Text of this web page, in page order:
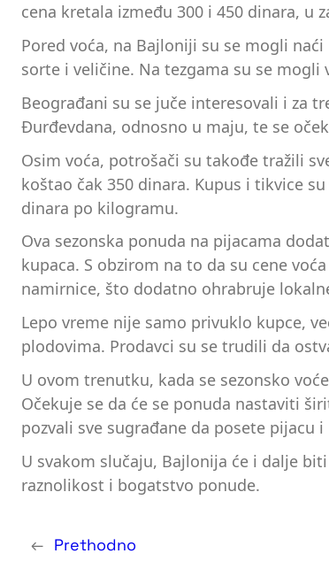
cena kretala između 300 i 450 dinara, u
Pored voća, na Bajloniji su se mogli
sorte i veličine. Na tezgama su se mogli
Beograđani su se juče interesovali i za
Đurđevdana, odnosno u maju, te se
Osim voća, potrošači su takođe tražili
koštao čak 350 dinara. Kupus i tikvice
dinara po kilogramu.
Ova sezonska ponuda na pijacama
kupaca. S obzirom na to da su cene
namirnice, što dodatno ohrabruje
Lepo vreme nije samo privuklo kupce,
plodovima. Prodavci su se trudili da
U ovom trenutku, kada se sezonsko
Očekuje se da će se ponuda nastaviti
pozvali sve sugrađane da posete pijacu
U svakom slučaju, Bajlonija će i dalje
raznolikost i bogatstvo ponude.
← Prethodno